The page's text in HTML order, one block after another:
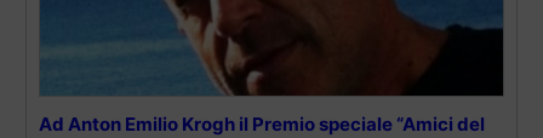
Ad Anton Emilio Krogh il Premio speciale “Amici del